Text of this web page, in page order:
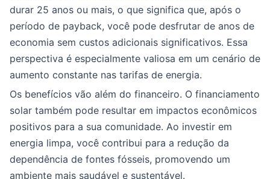
durar 25 anos ou mais, o que significa que, após o
período de payback, você pode desfrutar de anos de
economia sem custos adicionais significativos. Essa
perspectiva é especialmente valiosa em um cenário de
aumento constante nas tarifas de energia.
Os benefícios vão além do financeiro. O financiamento
solar também pode resultar em impactos econômicos
positivos para a sua comunidade. Ao investir em
energia limpa, você contribui para a redução da
dependência de fontes fósseis, promovendo um
ambiente mais saudável e sustentável.